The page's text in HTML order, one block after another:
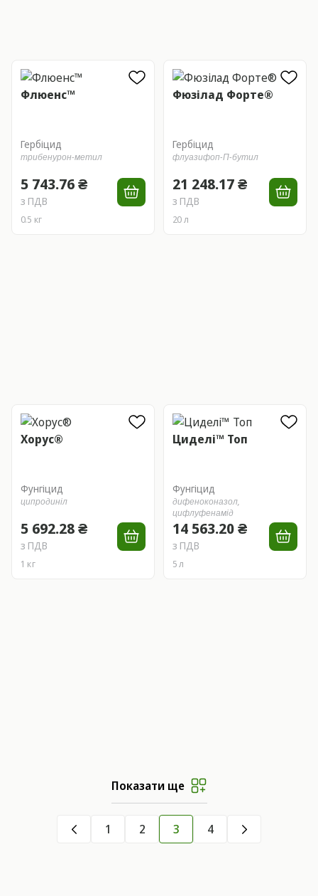
Флюенс™
Гербіцид
трибенурон-метил
5 743.76 ₴
з ПДВ
0.5 кг
Фюзілад Форте®
Гербіцид
флуазифоп-П-бутил
21 248.17 ₴
з ПДВ
20 л
Хорус®
Фунгіцид
ципродиніл
5 692.28 ₴
з ПДВ
1 кг
Циделі™ Топ
Фунгіцид
дифеноконазол,
цифлуфенамід
14 563.20 ₴
з ПДВ
5 л
Показати ще
1 2 3 4